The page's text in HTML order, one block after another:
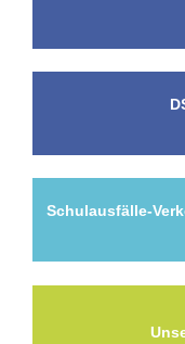
Schulausfälle-